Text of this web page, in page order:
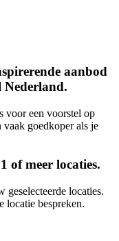
aanbod
Nederland.
voor een voorstel op
vaak goedkoper als je
of meer locaties.
geselecteerde locaties.
locatie bespreken.